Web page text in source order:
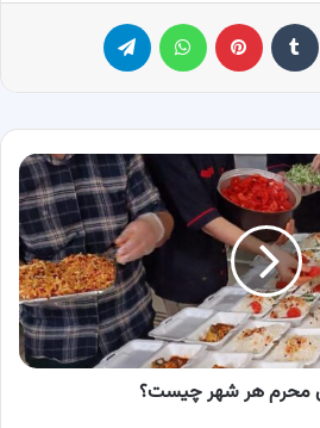
لینکدین ‫تامبلر پینترست
محرم هر شهر چیست؟